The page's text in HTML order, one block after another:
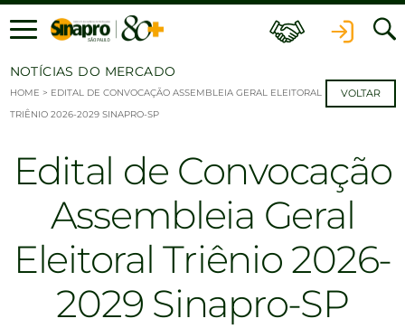
Ir para o conteúdo
NOTÍCIAS DO MERCADO
HOME > EDITAL DE CONVOCAÇÃO ASSEMBLEIA GERAL ELEITORAL
TRIÊNIO 2026-2029 SINAPRO-SP
VOLTAR
Edital de Convocação
Assembleia Geral
Eleitoral Triênio 2026-
2029 Sinapro-SP